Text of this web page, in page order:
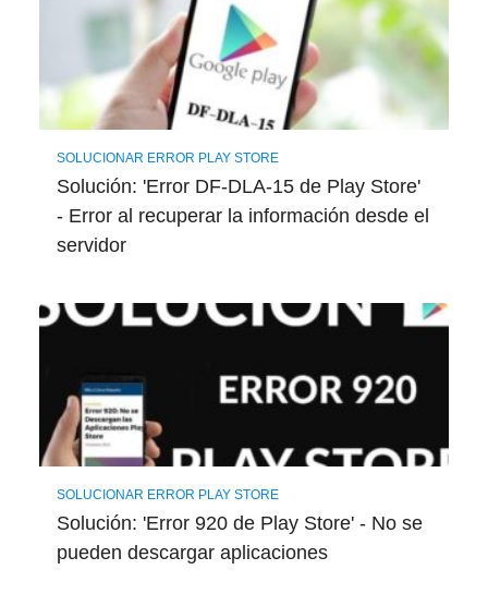
SOLUCIONAR ERROR PLAY STORE
Solución: 'Error DF-DLA-15 de Play Store'
- Error al recuperar la información desde el
servidor
SOLUCIONAR ERROR PLAY STORE
Solución: 'Error 920 de Play Store' - No se
pueden descargar aplicaciones